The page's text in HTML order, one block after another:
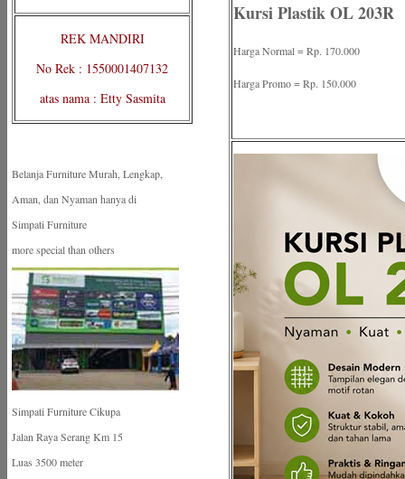
REK MANDIRI
No Rek : 1550001407132
atas nama : Etty Sasmita
Belanja Furniture Murah, Lengkap,
Aman, dan Nyaman hanya di
Simpati Furniture
more special than others
Simpati Furniture Cikupa
Jalan Raya Serang Km 15
Luas 3500 meter
Kursi Plastik OL 203R
Harga Normal = Rp. 170.000
Harga Promo = Rp. 150.000